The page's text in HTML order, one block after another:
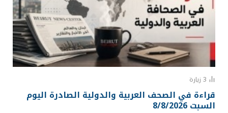
3 زيارة
قراءة في الصحف العربية والدولية الصادرة اليوم
السبت 8/8/2026